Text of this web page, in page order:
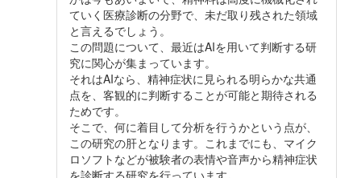
ていく医療診断の分野で、未だ取り残された領域
と言えるでしょう。
この問題について、最近はAIを用いて判断する研
究に関心が集まっています。
それはAIなら、精神症状に見られる明らかな共通
点を、客観的に判断することが可能と期待される
ためです。
そこで、何に着目して分析を行うかという点が、
この研究の肝となります。これまでにも、マイク
ロソフトなどが被験者の表情や音声から精神症状
を診断する研究を行っています。